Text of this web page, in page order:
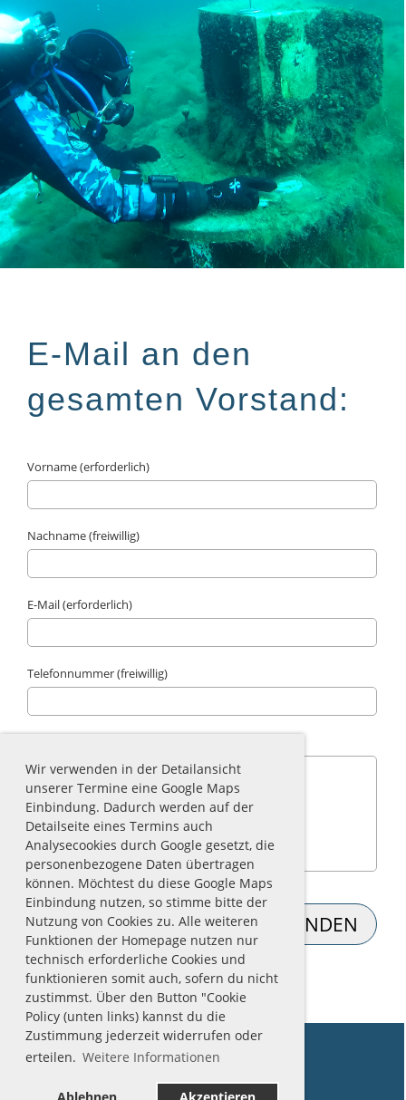
Wir verwenden in der Detailansicht
unserer Termine eine Google Maps
Einbindung. Dadurch werden auf der
Detailseite eines Termins auch
Analysecookies durch Google gesetzt, die
personenbezogene Daten übertragen
können. Möchtest du diese Google Maps
Einbindung nutzen, so stimme bitte der
Nutzung von Cookies zu. Alle weiteren
Funktionen der Homepage nutzen nur
technisch erforderliche Cookies und
funktionieren somit auch, sofern du nicht
zustimmst. Über den Button "Cookie
Policy (unten links) kannst du die
Zustimmung jederzeit widerrufen oder
erteilen. Weitere Informationen
E-Mail an den
gesamten Vorstand:
Vorname (erforderlich)
Nachname (freiwillig)
E-Mail (erforderlich)
Telefonnummer (freiwillig)
Tauchgruppe Sepia